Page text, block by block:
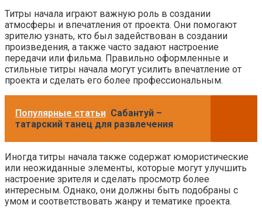
Титры начала играют важную роль в создании
атмосферы и впечатления от проекта. Они помогают
зрителю узнать, кто был задействован в создании
произведения, а также часто задают настроение
передачи или фильма. Правильно оформленные и
стильные титры начала могут усилить впечатление от
проекта и сделать его более профессиональным.
Популярные статьи Сабантуй –
татарский танец для развлечения
Иногда титры начала также содержат юмористические
или неожиданные элементы, которые могут улучшить
настроение зрителя и сделать просмотр более
интересным. Однако, они должны быть подобраны с
умом и соответствовать жанру и тематике проекта.